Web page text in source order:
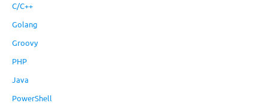
C/C++
Golang
Groovy
PHP
Java
PowerShell